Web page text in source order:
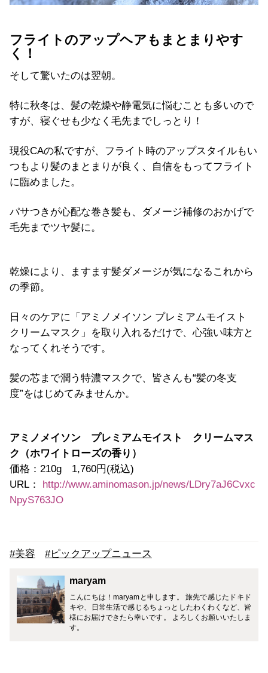
フライトのアップヘアもまとまりやす
く！
そして驚いたのは翌朝。
特に秋冬は、髪の乾燥や静電気に悩むことも多いので
すが、寝ぐせも少なく毛先までしっとり！
現役CAの私ですが、フライト時のアップスタイルもい
つもより髪のまとまりが良く、自信をもってフライト
に臨めました。
パサつきが心配な巻き髪も、ダメージ補修のおかげで
毛先までツヤ髪に。
乾燥により、ますます髪ダメージが気になるこれから
の季節。
日々のケアに「アミノメイソン プレミアムモイスト
クリームマスク」を取り入れるだけで、心強い味方と
なってくれそうです。
髪の芯まで潤う特濃マスクで、皆さんも“髪の冬支
度”をはじめてみませんか。
アミノメイソン プレミアムモイスト クリームマス
ク（ホワイトローズの香り）
価格：210g 1,760円(税込)
URL：
http://www.aminomason.jp/news/LDry7aJ6Cvxc
NpyS763JO
#美容 #ピックアップニュース
maryam
こんにちは！maryamと申します。 旅先で感じたドキド
キや、日常生活で感じるちょっとしたわくわくなど、皆
様にお届けできたら幸いです。 よろしくお願いいたしま
す。